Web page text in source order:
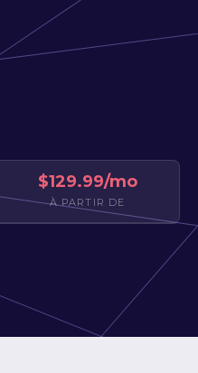
Serveurs dédiés
USD▾
MON ESPACE
$129.99/mo
À PARTIR DE